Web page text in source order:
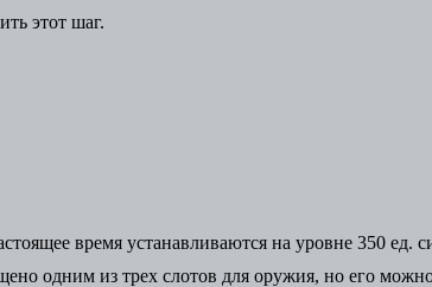
этот шаг.
время устанавливаются на уровне 350 ед.
одним из трех слотов для оружия, но его